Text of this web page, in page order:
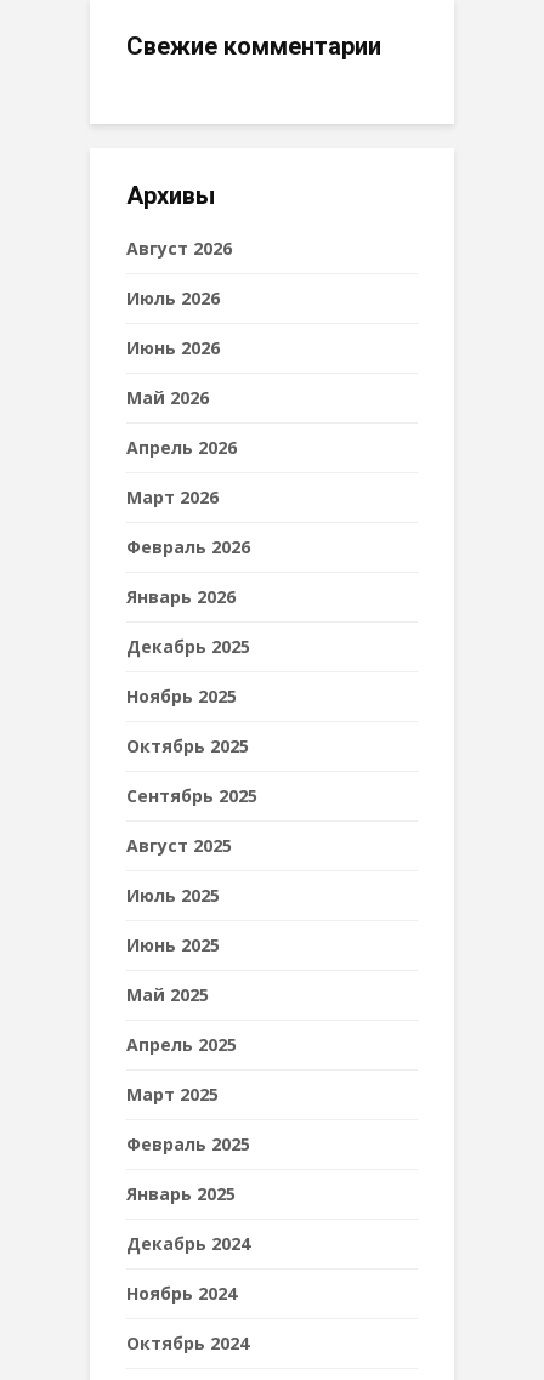
Свежие комментарии
Архивы
Август 2026
Июль 2026
Июнь 2026
Май 2026
Апрель 2026
Март 2026
Февраль 2026
Январь 2026
Декабрь 2025
Ноябрь 2025
Октябрь 2025
Сентябрь 2025
Август 2025
Июль 2025
Июнь 2025
Май 2025
Апрель 2025
Март 2025
Февраль 2025
Январь 2025
Декабрь 2024
Ноябрь 2024
Октябрь 2024